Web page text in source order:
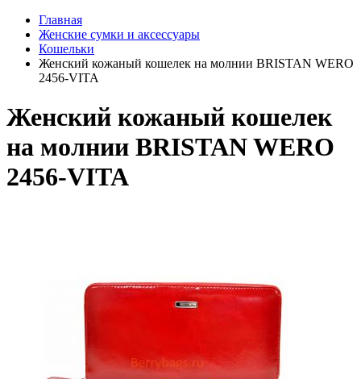
Главная
Женские сумки и аксессуары
Кошельки
Женский кожаный кошелек на молнии BRISTAN WERO
2456-VITA
Женский кожаный кошелек
на молнии BRISTAN WERO
2456-VITA